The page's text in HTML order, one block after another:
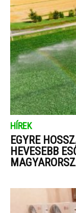
HÍREK
EGYRE
HEVESEBB